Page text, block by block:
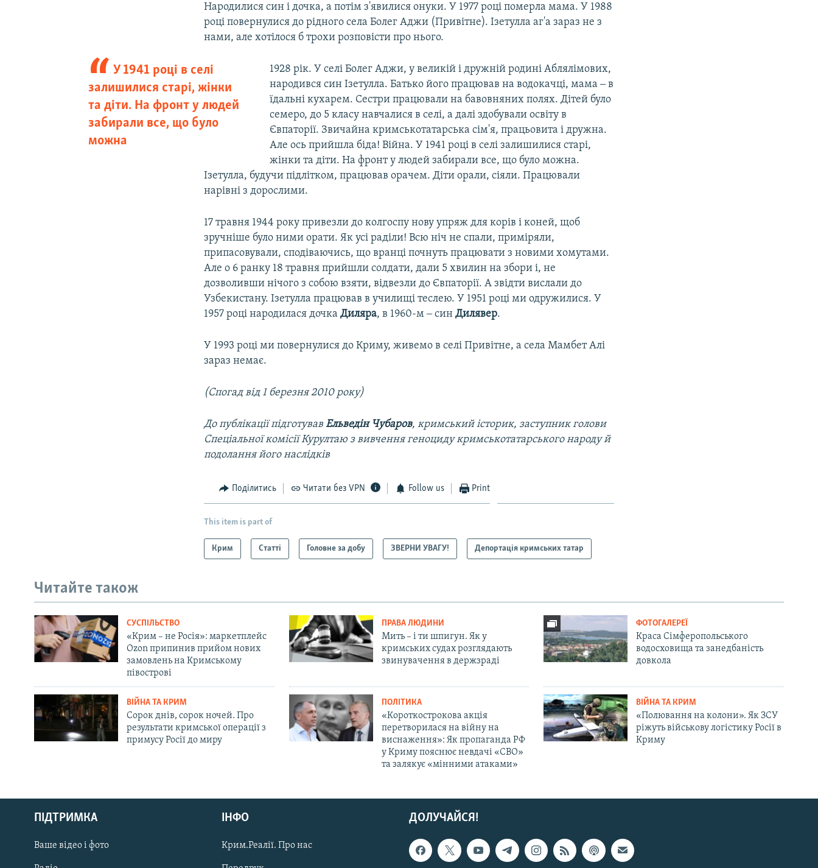
Русский
Qırımtatar
ДОЛУЧАЙСЯ!
Народилися син і дочка, а потім з'явилися онуки. У 1977 році померла мама. У 1988
році повернулися до рідного села Болег Аджи (Привітне). Ізетулла аг'а зараз не з
нами, але хотілося б трохи розповісти про нього.
У 1941 році в селі
залишилися старі, жінки
та діти. На фронт у людей
забирали все, що було
можна
1928 рік. У селі Болег Аджи, у великій і дружній родині Аблялімових,
народився син Ізетулла. Батько його працював на водокачці, мама ‒ в
їдальні кухарем. Сестри працювали на бавовняних полях. Дітей було
семеро, до 5 класу навчалися в селі, а далі здобували освіту в
Євпаторії. Звичайна кримськотатарська сім'я, працьовита і дружна.
Але ось прийшла біда! Війна. У 1941 році в селі залишилися старі,
жінки та діти. На фронт у людей забирали все, що було можна.
Ізетулла, будучи підлітком, працював орачем. Діти орали, сіяли. Працювали
нарівні з дорослими.
17 травня 1944 року привезли до колгоспу нову упряж для корів і коней, щоб
зручніше було ними орати. Як усі раділи! Всю ніч не спали, приміряли,
припасовували, сподіваючись, що вранці почнуть працювати з новими хомутами.
Але о 6 ранку 18 травня прийшли солдати, дали 5 хвилин на збори і, не
дозволивши нічого з собою взяти, відвезли до Євпаторії. А звідти вислали до
Узбекистану. Ізетулла працював в училищі теслею. У 1951 році ми одружилися. У
1957 році народилася дочкаДиляра, в 1960-м ‒ синДилявер.
У 1993 році ми повернулися до Криму, живемо в селі Привітне, а села Мамбет Алі
зараз немає.
(Спогад від 1 березня 2010 року)
До публікації підготувавЕльведін Чубаров, кримський історик, заступник голови
Спеціальної комісії Курултаю з вивчення геноциду кримськотатарського народу й
подолання його наслідків
Поділитись Читати без VPN Follow us Print
This item is part of
Крим Статті Головне за добу ЗВЕРНИ УВАГУ! Депортація кримських татар
Читайте також
СУСПІЛЬСТВО
«Крим – не Росія»: маркетплейс
Ozon припинив прийом нових
замовлень на Кримському
півострові
ПРАВА ЛЮДИНИ
Мить – і ти шпигун. Як у
кримських судах розглядають
звинувачення в держзраді
ФОТОГАЛЕРЕЇ
Краса Сімферопольського
водосховища та занедбаність
довкола
ВІЙНА ТА КРИМ
Сорок днів, сорок ночей. Про
результати кримської операції з
примусу Росії до миру
ПОЛІТИКА
«Короткострокова акція
перетворилася на війну на
виснаження»: Як пропаганда РФ
у Криму пояснює невдачі «СВО»
та залякує «мінними атаками»
ВІЙНА ТА КРИМ
«Полювання на колони». Як ЗСУ
ріжуть військову логістику Росії в
Криму
ДОЛУЧАЙСЯ!
ПІДТРИМКА
Ваше відео і фото
ІНФО
Крим.Реалії. Про нас